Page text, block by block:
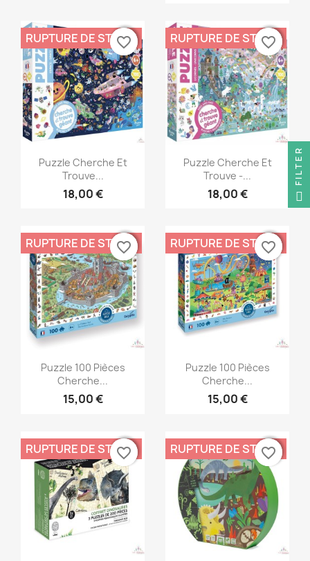
Aperçu rapide
Puzzle Cherche Et
Trouve...
18,00 €
RUPTURE DE STOCK
favorite_border
favorite_border
Aperçu rapide
Puzzle Cherche Et
Trouve -...
18,00 €
RUPTURE DE STOCK
favorite_border
favorite_border
Aperçu rapide
Puzzle 100 Pièces
Cherche...
15,00 €
RUPTURE DE STOCK
favorite_border
favorite_border
Aperçu rapide
Puzzle 100 Pièces
Cherche...
15,00 €
RUPTURE DE STOCK
favorite_border
favorite_border
RUPTURE DE STOCK
favorite_border
favorite_border RUPTURE DE STOCK
favorite_border
favorite_border
FILTER